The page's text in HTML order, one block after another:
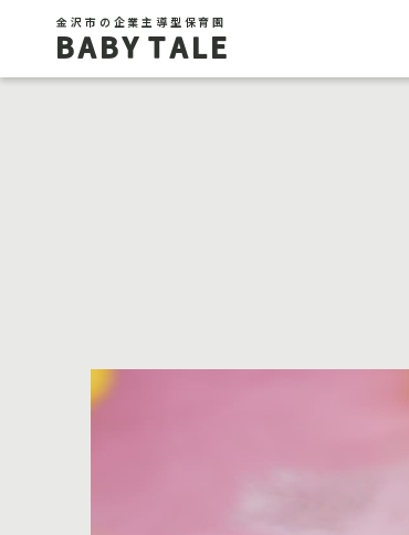
金沢市の企業主導型保育園
BABY TALE